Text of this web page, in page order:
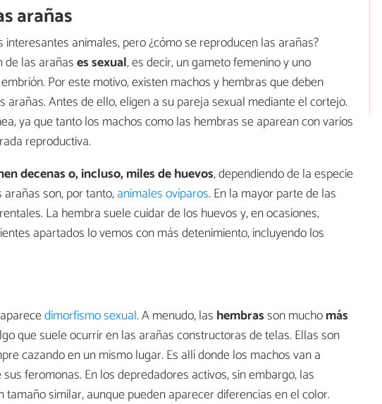
arañas
animales, pero ¿cómo se reproducen las arañas?
de las arañases sexual, es decir, un gameto femenino y uno
Por este motivo, existen machos y hembras que deben
arañas. Antes de ello, eligen a su pareja sexual mediante el cortejo.
ya que tanto los machos como las hembras se aparean con varios
reproductiva.
decenas o, incluso, miles de huevos, dependiendo de la especie
son, por tanto,animales ovíparos. En la mayor parte de las
La hembra suele cuidar de los huevos y, en ocasiones,
apartados lo vemos con más detenimiento, incluyendo los
dimorfismo sexual. A menudo, las hembrasson muchomás
que suele ocurrir en las arañas constructoras de telas. Ellas son
cazando en un mismo lugar. Es allí donde los machos van a
feromonas. En los depredadores activos, sin embargo, las
similar, aunque pueden aparecer diferencias en el color.